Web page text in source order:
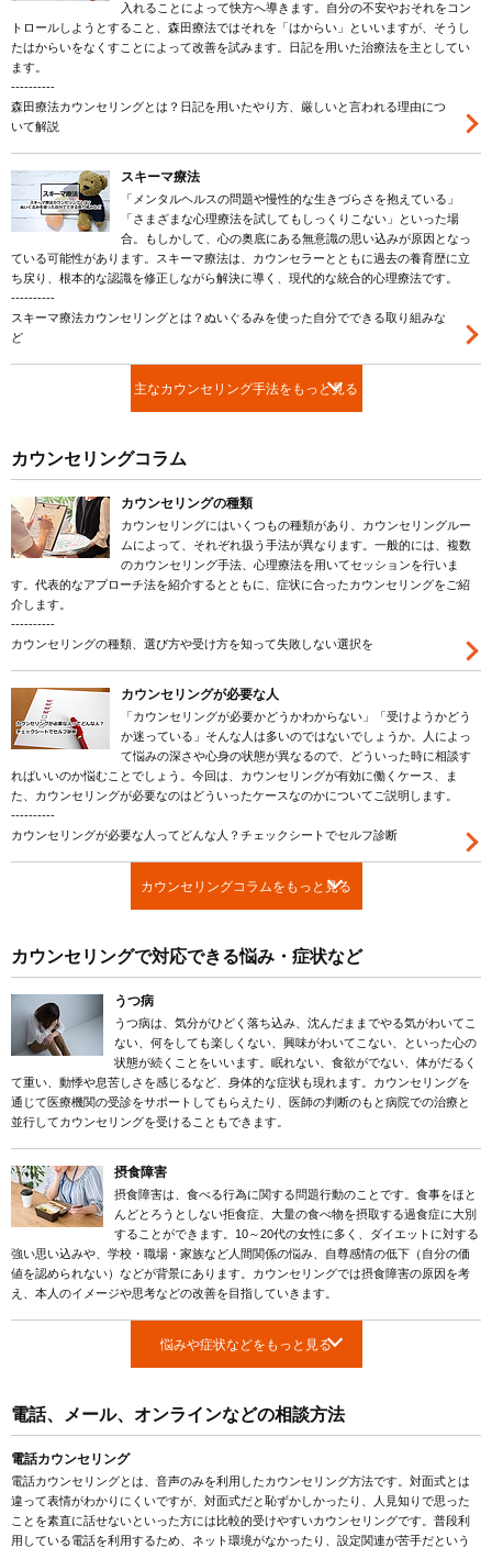
入れることによって快方へ導きます。自分の不安やおそれをコン
トロールしようとすること、森田療法ではそれを「はからい」といいますが、そうし
たはからいをなくすことによって改善を試みます。日記を用いた治療法を主としてい
ます。
----------
森田療法カウンセリングとは？日記を用いたやり方、厳しいと言われる理由につ
いて解説
スキーマ療法
「メンタルヘルスの問題や慢性的な生きづらさを抱えている」
「さまざまな心理療法を試してもしっくりこない」といった場
合。もしかして、心の奥底にある無意識の思い込みが原因となっ
ている可能性があります。スキーマ療法は、カウンセラーとともに過去の養育歴に立
ち戻り、根本的な認識を修正しながら解決に導く、現代的な統合的心理療法です。
----------
スキーマ療法カウンセリングとは？ぬいぐるみを使った自分でできる取り組みな
ど
主なカウンセリング手法をもっと見る
カウンセリングコラム
カウンセリングの種類
カウンセリングにはいくつもの種類があり、カウンセリングルー
ムによって、それぞれ扱う手法が異なります。一般的には、複数
のカウンセリング手法、心理療法を用いてセッションを行いま
す。代表的なアプローチ法を紹介するとともに、症状に合ったカウンセリングをご紹
介します。
----------
カウンセリングの種類、選び方や受け方を知って失敗しない選択を
カウンセリングが必要な人
「カウンセリングが必要かどうかわからない」「受けようかどう
か迷っている」そんな人は多いのではないでしょうか。人によっ
て悩みの深さや心身の状態が異なるので、どういった時に相談す
ればいいのか悩むことでしょう。今回は、カウンセリングが有効に働くケース、ま
た、カウンセリングが必要なのはどういったケースなのかについてご説明します。
----------
カウンセリングが必要な人ってどんな人？チェックシートでセルフ診断
カウンセリングコラムをもっと見る
カウンセリングで対応できる悩み・症状など
うつ病
うつ病は、気分がひどく落ち込み、沈んだままでやる気がわいてこ
ない、何をしても楽しくない、興味がわいてこない、といった心の
状態が続くことをいいます。眠れない、食欲がでない、体がだるく
て重い、動悸や息苦しさを感じるなど、身体的な症状も現れます。カウンセリングを
通じて医療機関の受診をサポートしてもらえたり、医師の判断のもと病院での治療と
並行してカウンセリングを受けることもできます。
摂食障害
摂食障害は、食べる行為に関する問題行動のことです。食事をほと
んどとろうとしない拒食症、大量の食べ物を摂取する過食症に大別
することができます。10～20代の女性に多く、ダイエットに対する
強い思い込みや、学校・職場・家族など人間関係の悩み、自尊感情の低下（自分の価
値を認められない）などが背景にあります。カウンセリングでは摂食障害の原因を考
え、本人のイメージや思考などの改善を目指していきます。
悩みや症状などをもっと見る
電話、メール、オンラインなどの相談方法
電話カウンセリング
電話カウンセリングとは、音声のみを利用したカウンセリング方法です。対面式とは
違って表情がわかりにくいですが、対面式だと恥ずかしかったり、人見知りで思った
ことを素直に話せないといった方には比較的受けやすいカウンセリングです。普段利
用している電話を利用するため、ネット環境がなかったり、設定関連が苦手だという